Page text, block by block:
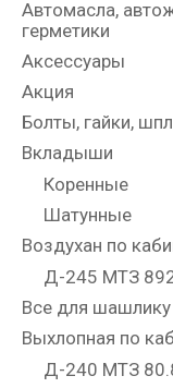
Автомасла,
герметики
Аксессуары
Акция
Болты, гайки,
Вкладыши
Коренные
Шатунные
Воздухан по
Д-245 МТЗ
Все для шашлику
Выхлопная по
Д-240 МТЗ